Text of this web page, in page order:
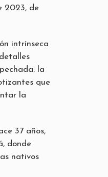
2023, de
intrínseca
la
que
la
37 años,
donde
nativos